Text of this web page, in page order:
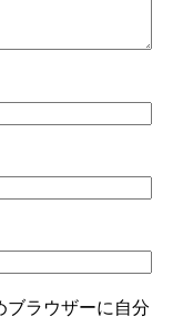
ブラウザーに自分